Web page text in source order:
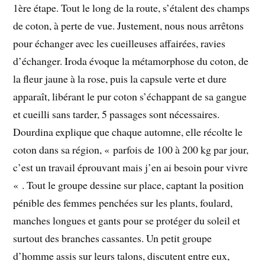
1ère étape. Tout le long de la route, s’étalent des champs
de coton, à perte de vue. Justement, nous nous arrêtons
pour échanger avec les cueilleuses affairées, ravies
d’échanger. Iroda évoque la métamorphose du coton, de
la fleur jaune à la rose, puis la capsule verte et dure
apparaît, libérant le pur coton s’échappant de sa gangue
et cueilli sans tarder, 5 passages sont nécessaires.
Dourdina explique que chaque automne, elle récolte le
coton dans sa région, « parfois de 100 à 200 kg par jour,
c’est un travail éprouvant mais j’en ai besoin pour vivre
« . Tout le groupe dessine sur place, captant la position
pénible des femmes penchées sur les plants, foulard,
manches longues et gants pour se protéger du soleil et
surtout des branches cassantes. Un petit groupe
d’homme assis sur leurs talons, discutent entre eux,